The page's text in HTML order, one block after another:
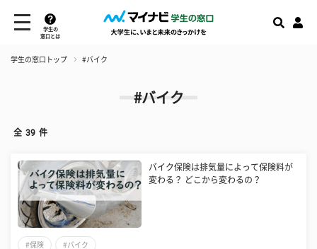
学生の
窓口とは
学生の窓口トップ #バイク
#バイク
全 39 件
バイク保険は排気量によって保険料が
変わる？ どこから変わるの？
#保険 #バイク